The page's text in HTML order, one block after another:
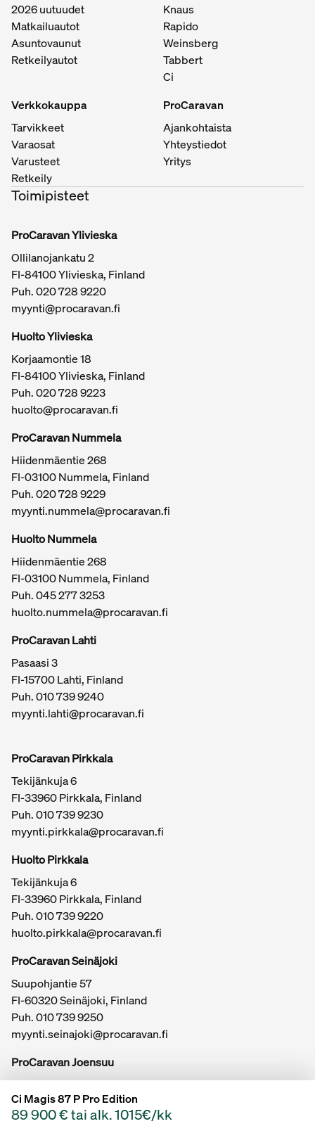
Ci Magis 87 P Pro Edition
89 900 € tai alk. 1015€/kk
Tärkeitä linkkejä / sivukartta
2026 uutuudet
Matkailuautot
Asuntovaunut
Retkeilyautot
Knaus
Rapido
Weinsberg
Tabbert
Ci
Verkkokauppa
Tarvikkeet
Varaosat
Varusteet
Retkeily
ProCaravan
Ajankohtaista
Yhteystiedot
Yritys
Toimipisteet
ProCaravan Ylivieska
Ollilanojankatu 2
FI-84100 Ylivieska, Finland
Puh.020 728 9220
myynti@procaravan.fi
Huolto Ylivieska
Korjaamontie 18
FI-84100 Ylivieska, Finland
Puh.020 728 9223
huolto@procaravan.fi
ProCaravan Nummela
Hiidenmäentie 268
FI-03100 Nummela, Finland
Puh.020 728 9229
myynti.nummela@procaravan.fi
Huolto Nummela
Hiidenmäentie 268
FI-03100 Nummela, Finland
Puh. 045 277 3253
huolto.nummela@procaravan.fi
ProCaravan Lahti
Pasaasi 3
FI-15700 Lahti, Finland
Puh.010 739 9240
myynti.lahti@procaravan.fi
ProCaravan Pirkkala
Tekijänkuja 6
FI-33960 Pirkkala, Finland
Puh.010 739 9230
myynti.pirkkala@procaravan.fi
Huolto Pirkkala
Tekijänkuja 6
FI-33960 Pirkkala, Finland
Puh.010 739 9220
huolto.pirkkala@procaravan.fi
ProCaravan Seinäjoki
Suupohjantie 57
FI-60320 Seinäjoki, Finland
Puh.010 739 9250
myynti.seinajoki@procaravan.fi
ProCaravan Joensuu
Kuurnankatu 20
FI-80100 Joensuu, Finland
Puh.